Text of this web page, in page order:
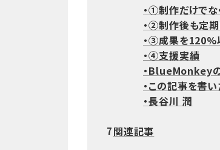
・①制作だけで
・②制作後も定
・③成果を120%
・④支援実績
・BlueMonkey
・この記事を書
・長谷川 潤
7関連記事